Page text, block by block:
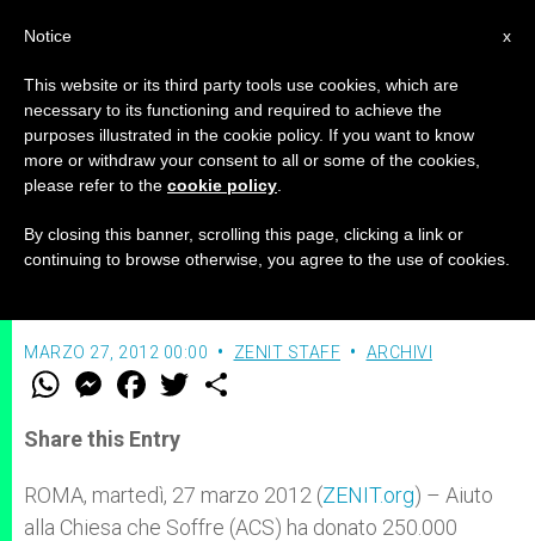
250.000 rosari per Cuba
L’omaggio di Aiuto alla Chiesa che
MARZO 27, 2012 00:00 ZENIT STAFF ARCHIVI
W
t
s
p
p
M
e
s
e
g
e
r
F
a
e
b
o
k
w
r
Share this Entry
ROMA, martedì, 27 marzo 2012 (ZENIT.org) – Aiuto
alla Chiesa che Soffre (ACS) ha donato 250.000
x
Notice
This website or its third party tools use cookies, which are
necessary to its functioning and required to achieve the
purposes illustrated in the cookie policy. If you want to know
more or withdraw your consent to all or some of the cookies,
please refer to the cookie policy
By closing this banner, scrolling this page, clicking a link or
continuing to browse otherwise, you agree to the use of cookies.